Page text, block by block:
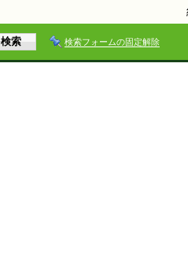
検索フォームの固定解除